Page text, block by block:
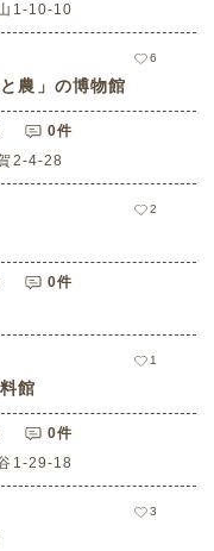
1-10-10
6
農」の博物館
0件
2-4-28
2
0件
1
館
0件
1-29-18
3